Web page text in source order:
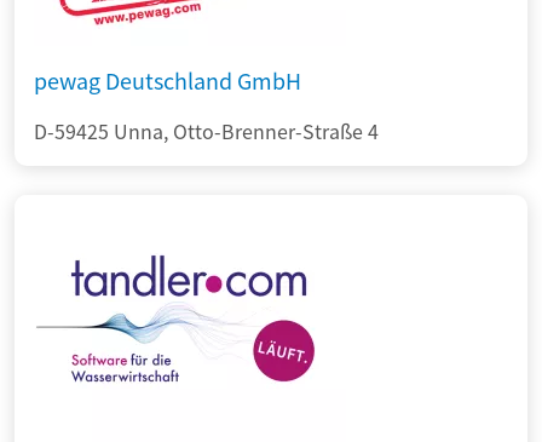
pewag Deutschland GmbH
D-59425 Unna, Otto-Brenner-Straße 4